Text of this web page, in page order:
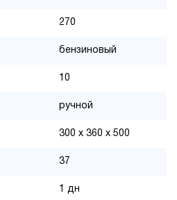
270
бензиновый
10
ручной
300 x 360 x 500
37
1 дн